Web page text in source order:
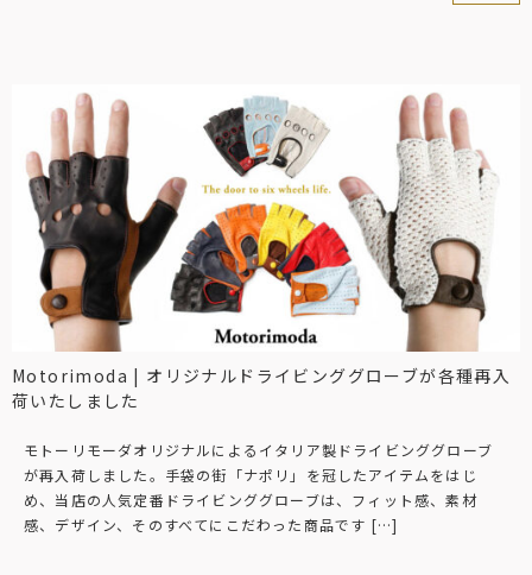
Motorimoda | オリジナルドライビンググローブが各種再入
荷いたしました
モトーリモーダオリジナルによるイタリア製ドライビンググローブ
が再入荷しました。手袋の街「ナポリ」を冠したアイテムをはじ
め、当店の人気定番ドライビンググローブは、フィット感、素材
感、デザイン、そのすべてにこだわった商品です […]